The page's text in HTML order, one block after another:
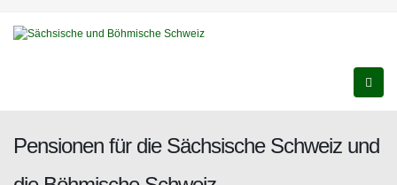
Pensionen für die Sächsische Schweiz und